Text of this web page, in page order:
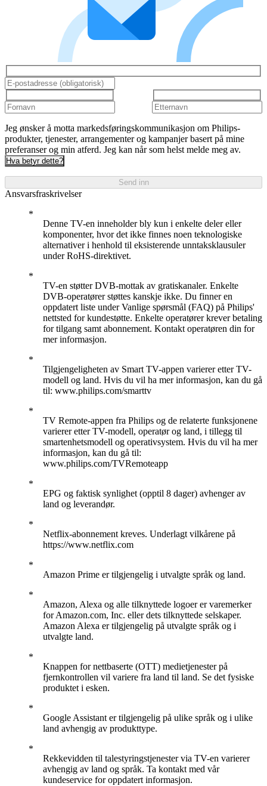
Jeg ønsker å motta markedsføringskommunikasjon om Philips-
produkter, tjenester, arrangementer og kampanjer basert på mine
preferanser og min atferd. Jeg kan når som helst melde meg av.
Hva betyr dette?
Send inn
Ansvarsfraskrivelser
Denne TV-en inneholder bly kun i enkelte deler eller
komponenter, hvor det ikke finnes noen teknologiske
alternativer i henhold til eksisterende unntaksklausuler
under RoHS-direktivet.
TV-en støtter DVB-mottak av gratiskanaler. Enkelte
DVB-operatører støttes kanskje ikke. Du finner en
oppdatert liste under Vanlige spørsmål (FAQ) på Philips'
nettsted for kundestøtte. Enkelte operatører krever betaling
for tilgang samt abonnement. Kontakt operatøren din for
mer informasjon.
Tilgjengeligheten av Smart TV-appen varierer etter TV-
modell og land. Hvis du vil ha mer informasjon, kan du gå
til: www.philips.com/smarttv
TV Remote-appen fra Philips og de relaterte funksjonene
varierer etter TV-modell, operatør og land, i tillegg til
smartenhetsmodell og operativsystem. Hvis du vil ha mer
informasjon, kan du gå til:
www.philips.com/TVRemoteapp
EPG og faktisk synlighet (opptil 8 dager) avhenger av
land og leverandør.
Netflix-abonnement kreves. Underlagt vilkårene på
https://www.netflix.com
Amazon Prime er tilgjengelig i utvalgte språk og land.
Amazon, Alexa og alle tilknyttede logoer er varemerker
for Amazon.com, Inc. eller dets tilknyttede selskaper.
Amazon Alexa er tilgjengelig på utvalgte språk og i
utvalgte land.
Knappen for nettbaserte (OTT) medietjenester på
fjernkontrollen vil variere fra land til land. Se det fysiske
produktet i esken.
Google Assistant er tilgjengelig på ulike språk og i ulike
land avhengig av produkttype.
Rekkevidden til talestyringstjenester via TV-en varierer
avhengig av land og språk. Ta kontakt med vår
kundeservice for oppdatert informasjon.